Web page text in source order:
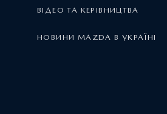
ВІДЕО ТА КЕРІВНИЦТВА
НОВИНИ MAZDA В УКРАЇНІ